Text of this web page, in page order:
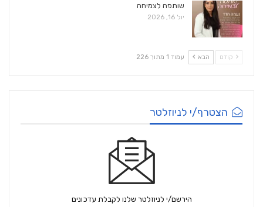
שותפה לצמיחה
יול 16, 2026
קודם הבא עמוד 1 מתוך 226
הצטרף/י לניוזלטר
הירשם/י לניוזלטר שלנו לקבלת עדכונים